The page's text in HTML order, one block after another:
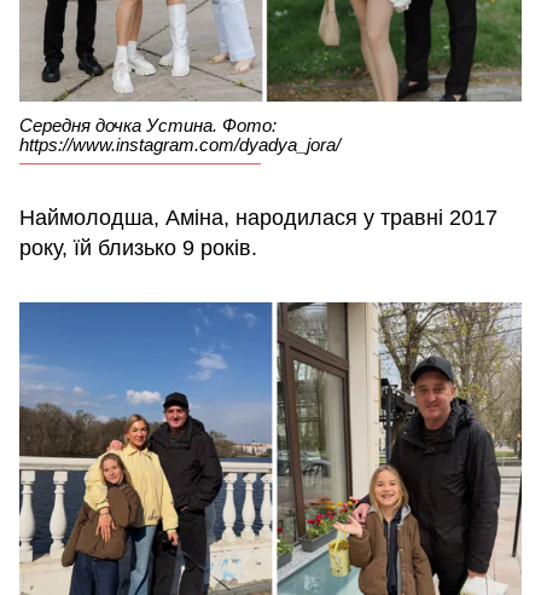
Середня дочка Устина. Фото:
https://www.instagram.com/dyadya_jora/
Наймолодша, Аміна, народилася у травні 2017
року, їй близько 9 років.